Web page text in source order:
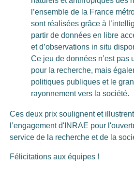
l’ensemble de la France
sont réalisées grâce à
partir de données en libre
et d’observations in situ
Ce jeu de données n’est pas
pour la recherche, mais
politiques publiques et le
rayonnement vers la société.
Ces deux prix soulignent et
l’engagement d'INRAE pour
service de la recherche et de la
Félicitations aux équipes !